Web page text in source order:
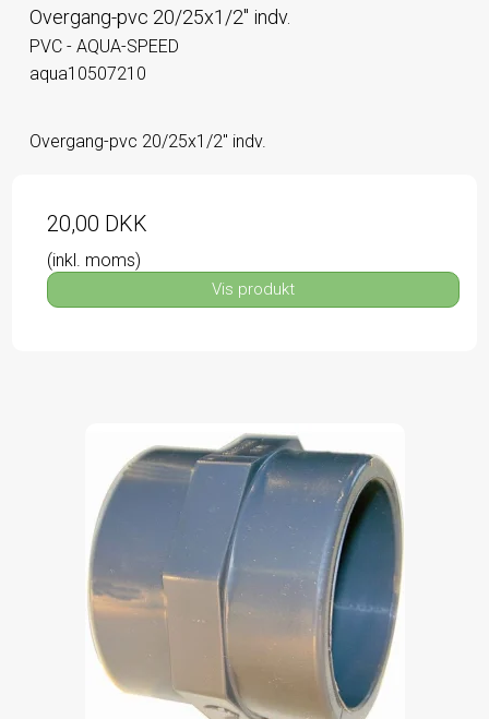
Overgang-pvc 20/25x1/2" indv.
PVC - AQUA-SPEED
aqua10507210
Overgang-pvc 20/25x1/2" indv.
20,00 DKK
(inkl. moms)
Vis produkt